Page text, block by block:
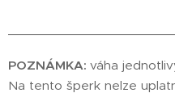
POZNÁMKA: váha
Na tento šperk nelze